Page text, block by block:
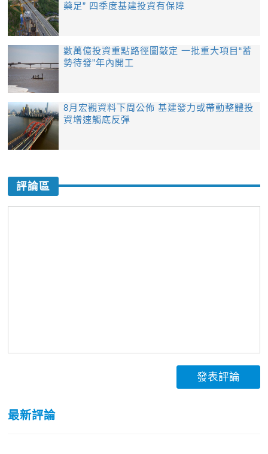
藥足” 四季度基建投資有保障
數萬億投資重點路徑圖敲定 一批重大項目“蓄
勢待發”年內開工
8月宏觀資料下周公佈 基建發力或帶動整體投
資增速觸底反彈
評論區
發表評論
最新評論